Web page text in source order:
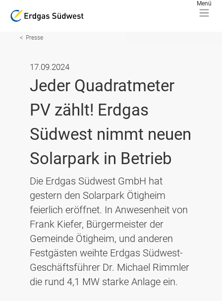
Presse
17.09.2024
Jeder Quadratmeter
PV zählt! Erdgas
Südwest nimmt neuen
Solarpark in Betrieb
Die Erdgas Südwest GmbH hat
gestern den Solarpark Ötigheim
feierlich eröffnet. In Anwesenheit von
Frank Kiefer, Bürgermeister der
Gemeinde Ötigheim, und anderen
Festgästen weihte Erdgas Südwest-
Geschäftsführer Dr. Michael Rimmler
die rund 4,1 MW starke Anlage ein.